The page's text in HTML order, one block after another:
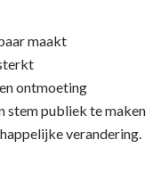
maakt
ontmoeting
stem publiek te maken
verandering.